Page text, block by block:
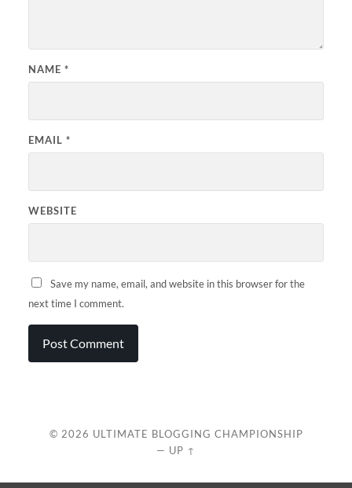
NAME *
EMAIL *
WEBSITE
Save my name, email, and website in this browser for the
next time I comment.
© 2026 ULTIMATE BLOGGING CHAMPIONSHIP
— UP ↑